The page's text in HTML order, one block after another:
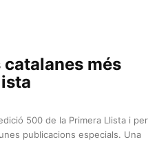
més
500 de la Primera Llista i per
publicacions especials. Una